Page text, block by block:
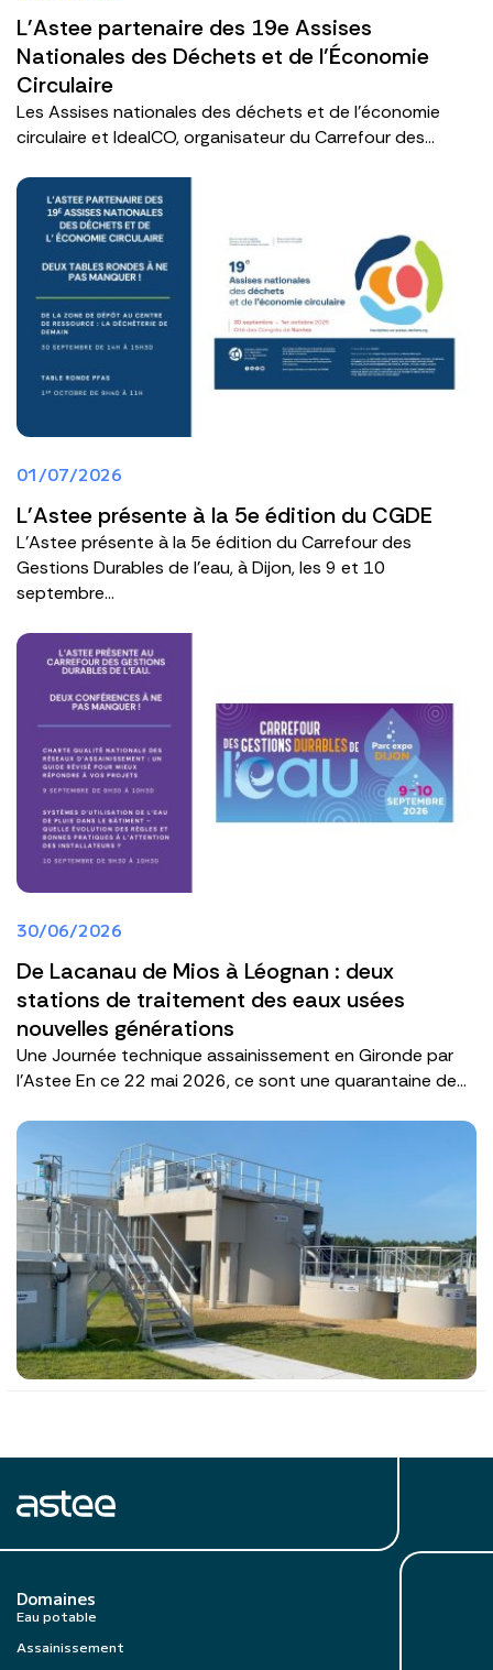
L'Astee partenaire des 19e Assises
Nationales des Déchets et de l’Économie
Circulaire
Les Assises nationales des déchets et de l’économie
circulaire et IdealCO, organisateur du Carrefour des...
01/07/2026
L'Astee présente à la 5e édition du CGDE
L'Astee présente à la 5e édition du Carrefour des
Gestions Durables de l'eau, à Dijon, les 9 et 10
septembre...
30/06/2026
De Lacanau de Mios à Léognan : deux
stations de traitement des eaux usées
nouvelles générations
Une Journée technique assainissement en Gironde par
l'Astee En ce 22 mai 2026, ce sont une quarantaine de...
Domaines
Eau potable
Assainissement